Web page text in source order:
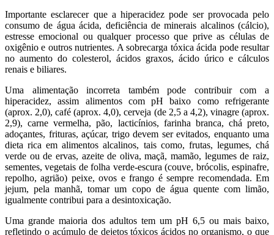
Importante esclarecer que a hiperacidez pode ser provocada pelo
consumo de água ácida, deficiência de minerais alcalinos (cálcio),
estresse emocional ou qualquer processo que prive as células de
oxigênio e outros nutrientes. A sobrecarga tóxica ácida pode resultar
no aumento do colesterol, ácidos graxos, ácido úrico e cálculos
renais e biliares.
Uma alimentação incorreta também pode contribuir com a
hiperacidez, assim alimentos com pH baixo como refrigerante
(aprox. 2,0), café (aprox. 4,0), cerveja (de 2,5 a 4,2), vinagre (aprox.
2,9), carne vermelha, pão, lacticínios, farinha branca, chá preto,
adoçantes, frituras, açúcar, trigo devem ser evitados, enquanto uma
dieta rica em alimentos alcalinos, tais como, frutas, legumes, chá
verde ou de ervas, azeite de oliva, maçã, mamão, legumes de raiz,
sementes, vegetais de folha verde-escura (couve, brócolis, espinafre,
repolho, agrião) peixe, ovos e frango é sempre recomendada. Em
jejum, pela manhã, tomar um copo de água quente com limão,
igualmente contribui para a desintoxicação.
Uma grande maioria dos adultos tem um pH 6,5 ou mais baixo,
refletindo o acúmulo de dejetos tóxicos ácidos no organismo, o que